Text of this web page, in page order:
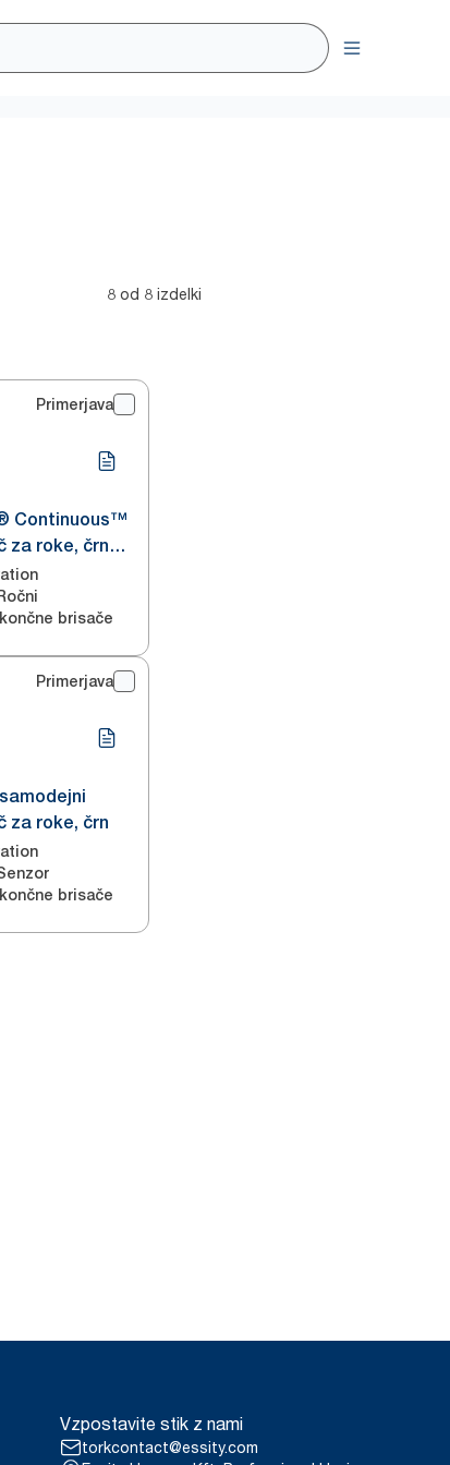
8 od 8 izdelki
Primerjava
Continuous™
za roke, črn
brisače
Primerjava
za roke, črn
brisače
Vzpostavite stik z nami
torkcontact@essity.com